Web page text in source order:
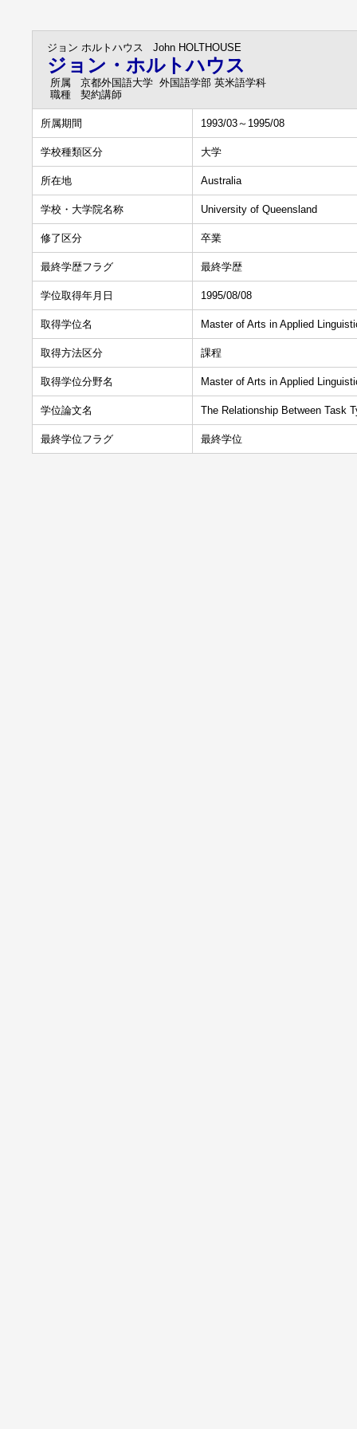
ジョン ホルトハウス John HOLTHOUSE
ジョン・ホルトハウス
所属
京都外国語大学 外国語学部 英米語学科
職種
契約講師
所属期間 1993/03～1995/08
学校種類区分 大学
所在地 Australia
学校・大学院名称 University of Queensland
修了区分 卒業
最終学歴フラグ 最終学歴
学位取得年月日 1995/08/08
取得学位名 Master of Arts in Applied
取得方法区分 課程
取得学位分野名 Master of Arts in Applied
学位論文名 The Relationship Between Task
最終学位フラグ 最終学位